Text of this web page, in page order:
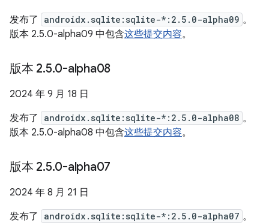
发布了
androidx.sqlite:sqlite-*:2.5.0-alpha09 。
版本 2.5.0-alpha09 中包含这些提交内容。
版本 2.5.0-alpha08
2024 年 9 月 18 日
发布了
androidx.sqlite:sqlite-*:2.5.0-alpha08 。
版本 2.5.0-alpha08 中包含这些提交内容。
版本 2.5.0-alpha07
2024 年 8 月 21 日
发布了
androidx.sqlite:sqlite-*:2.5.0-alpha07 。